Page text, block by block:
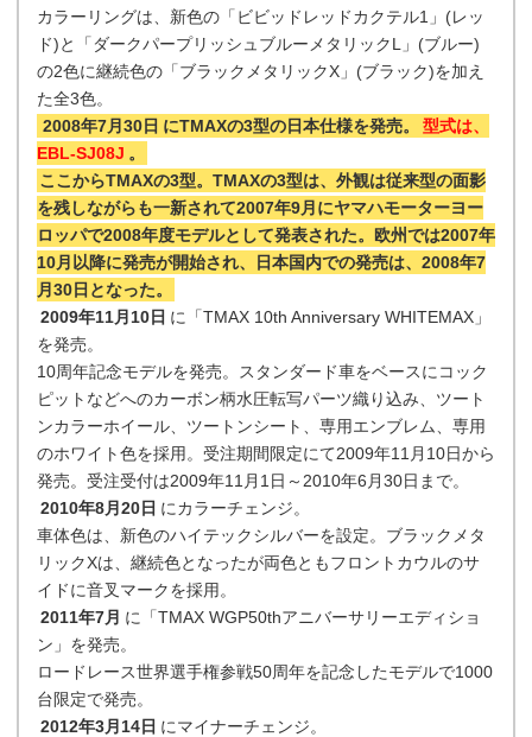
カラーリングは、新色の「ビビッドレッドカクテル1」(レッ
ド)と「ダークパープリッシュブルーメタリックL」(ブルー)
の2色に継続色の「ブラックメタリックX」(ブラック)を加え
た全3色。
2008年7月30日 にTMAXの3型の日本仕様を発売。
型式は、
EBL-SJ08J 。
ここからTMAXの3型。TMAXの3型は、外観は従来型の面影
を残しながらも一新されて2007年9月にヤマハモーターヨー
ロッパで2008年度モデルとして発表された。欧州では2007年
10月以降に発売が開始され、日本国内での発売は、2008年7
月30日となった。
2009年11月10日 に「TMAX 10th Anniversary WHITEMAX」
を発売。
10周年記念モデルを発売。スタンダード車をベースにコック
ピットなどへのカーボン柄水圧転写パーツ織り込み、ツート
ンカラーホイール、ツートンシート、専用エンブレム、専用
のホワイト色を採用。受注期間限定にて2009年11月10日から
発売。受注受付は2009年11月1日～2010年6月30日まで。
2010年8月20日 にカラーチェンジ。
車体色は、新色のハイテックシルバーを設定。ブラックメタ
リックXは、継続色となったが両色ともフロントカウルのサ
イドに音叉マークを採用。
2011年7月 に「TMAX WGP50thアニバーサリーエディショ
ン」を発売。
ロードレース世界選手権参戦50周年を記念したモデルで1000
台限定で発売。
2012年3月14日 にマイナーチェンジ。